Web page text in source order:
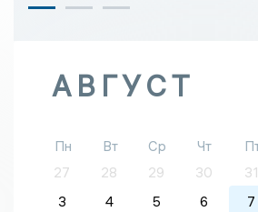
АВГУСТ
Пн Вт Ср Чт
27
28 29 30 31
3
4 5 6 7